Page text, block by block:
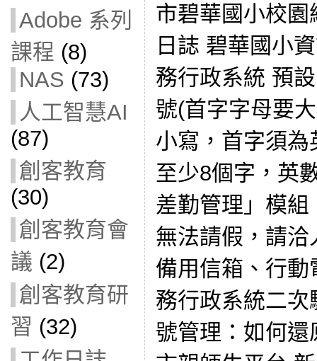
Adobe 系列
課程 (8)
NAS (73)
人工智慧AI
(87)
創客教育
(30)
創客教育會
議 (2)
創客教育研
習 (32)
市碧華國小校
日誌 碧華國小
務行政系統 預
號(首字字母要
小寫，首字須
至少8個字，英
差勤管理」模
無法請假，請
備用信箱、行
務行政系統二
號管理：如何